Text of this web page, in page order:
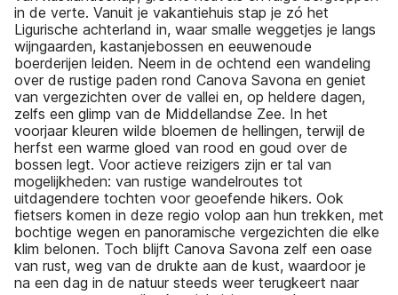
in de verte. Vanuit je vakantiehuis stap je zó het
Ligurische achterland in, waar smalle weggetjes je langs
wijngaarden, kastanjebossen en eeuwenoude
boerderijen leiden. Neem in de ochtend een wandeling
over de rustige paden rond Canova Savona en geniet
van vergezichten over de vallei en, op heldere dagen,
zelfs een glimp van de Middellandse Zee. In het
voorjaar kleuren wilde bloemen de hellingen, terwijl de
herfst een warme gloed van rood en goud over de
bossen legt. Voor actieve reizigers zijn er tal van
mogelijkheden: van rustige wandelroutes tot
uitdagendere tochten voor geoefende hikers. Ook
fietsers komen in deze regio volop aan hun trekken, met
bochtige wegen en panoramische vergezichten die elke
klim belonen. Toch blijft Canova Savona zelf een oase
van rust, weg van de drukte aan de kust, waardoor je
na een dag in de natuur steeds weer terugkeert naar